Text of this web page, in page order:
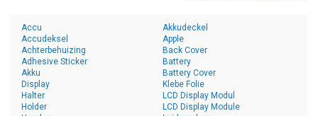
Accu
Accudeksel
Achterbehuizing
Adhesive Sticker
Akku
Akkudeckel
Apple
Back Cover
Battery
Battery Cover
Display
Halter
Holder
Klebe Folie
LCD Display Modul
LCD Display Module